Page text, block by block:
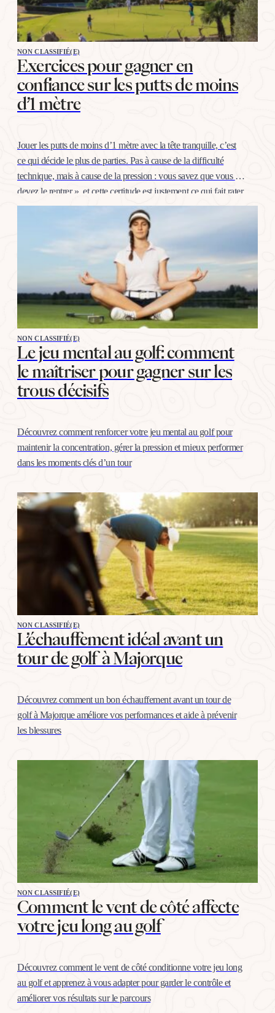
NON CLASSIFIÉ(E)
Exercices pour gagner en
confiance sur les putts de moins
d’1 mètre
Jouer les putts de moins d’1 mètre avec la tête tranquille, c’est
ce qui décide le plus de parties. Pas à cause de la difficulté
technique, mais à cause de la pression : vous savez que vous «
devez le rentrer », et cette certitude est justement ce qui fait rater.
La bonne nouvelle, c’est…
NON CLASSIFIÉ(E)
Le jeu mental au golf: comment
le maîtriser pour gagner sur les
trous décisifs
Découvrez comment renforcer votre jeu mental au golf pour
maintenir la concentration, gérer la pression et mieux performer
dans les moments clés d’un tour
NON CLASSIFIÉ(E)
L’échauffement idéal avant un
tour de golf à Majorque
Découvrez comment un bon échauffement avant un tour de
golf à Majorque améliore vos performances et aide à prévenir
les blessures
NON CLASSIFIÉ(E)
Comment le vent de côté affecte
votre jeu long au golf
Découvrez comment le vent de côté conditionne votre jeu long
au golf et apprenez à vous adapter pour garder le contrôle et
améliorer vos résultats sur le parcours